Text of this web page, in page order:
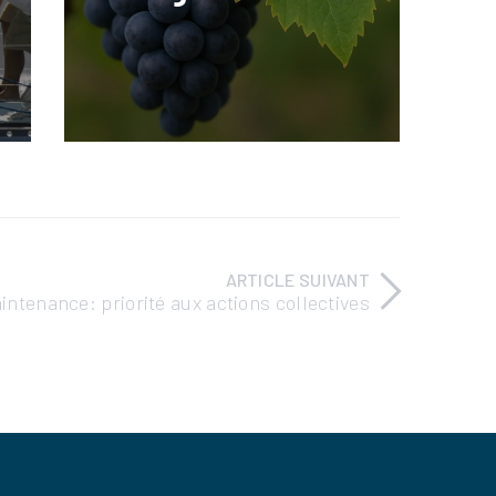
ARTICLE SUIVANT
priorité aux actions collectives